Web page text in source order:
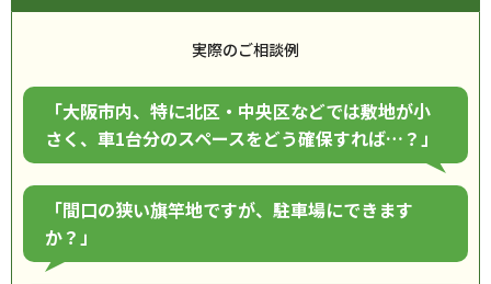
実際のご相談例
「大阪市内、特に北区・中央区などでは敷地が小
さく、車1台分のスペースをどう確保すれば…？」
「間口の狭い旗竿地ですが、駐車場にできます
か？」